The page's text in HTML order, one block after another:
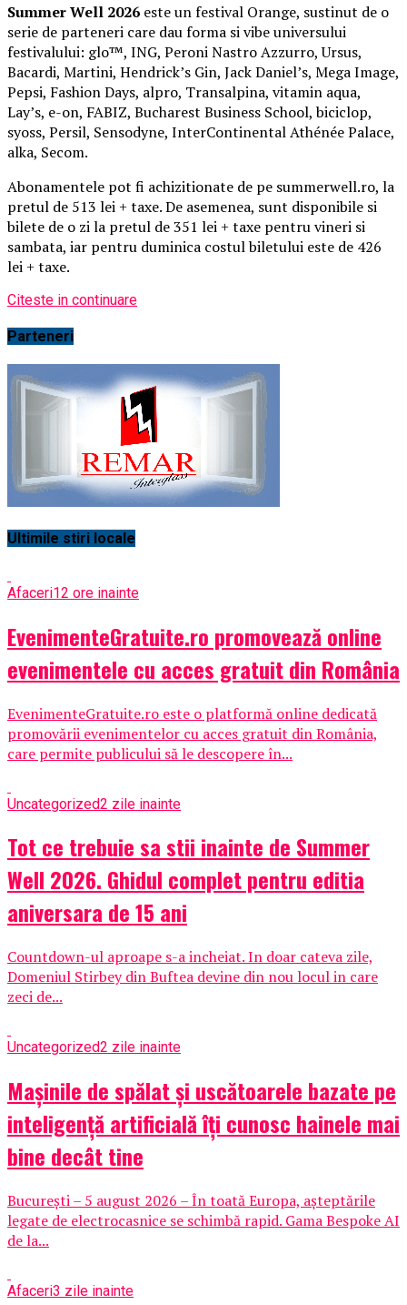
Summer Well 2026 este un festival Orange, sustinut de o
serie de parteneri care dau forma si vibe universului
festivalului: glo™, ING, Peroni Nastro Azzurro, Ursus,
Bacardi, Martini, Hendrick’s Gin, Jack Daniel’s, Mega Image,
Pepsi, Fashion Days, alpro, Transalpina, vitamin aqua,
Lay’s, e-on, FABIZ, Bucharest Business School, biciclop,
syoss, Persil, Sensodyne, InterContinental Athénée Palace,
alka, Secom.
Abonamentele pot fi achizitionate de pe summerwell.ro, la
pretul de 513 lei + taxe. De asemenea, sunt disponibile si
bilete de o zi la pretul de 351 lei + taxe pentru vineri si
sambata, iar pentru duminica costul biletului este de 426
lei + taxe.
Citeste in continuare
Parteneri
Ultimile stiri locale
Afaceri12 ore inainte
EvenimenteGratuite.ro promovează online
evenimentele cu acces gratuit din România
EvenimenteGratuite.ro este o platformă online dedicată
promovării evenimentelor cu acces gratuit din România,
care permite publicului să le descopere în...
Uncategorized2 zile inainte
Tot ce trebuie sa stii inainte de Summer
Well 2026. Ghidul complet pentru editia
aniversara de 15 ani
Countdown-ul aproape s-a incheiat. In doar cateva zile,
Domeniul Stirbey din Buftea devine din nou locul in care
zeci de...
Uncategorized2 zile inainte
Mașinile de spălat și uscătoarele bazate pe
inteligență artificială îți cunosc hainele mai
bine decât tine
București – 5 august 2026 – În toată Europa, așteptările
legate de electrocasnice se schimbă rapid. Gama Bespoke AI
de la...
Afaceri3 zile inainte